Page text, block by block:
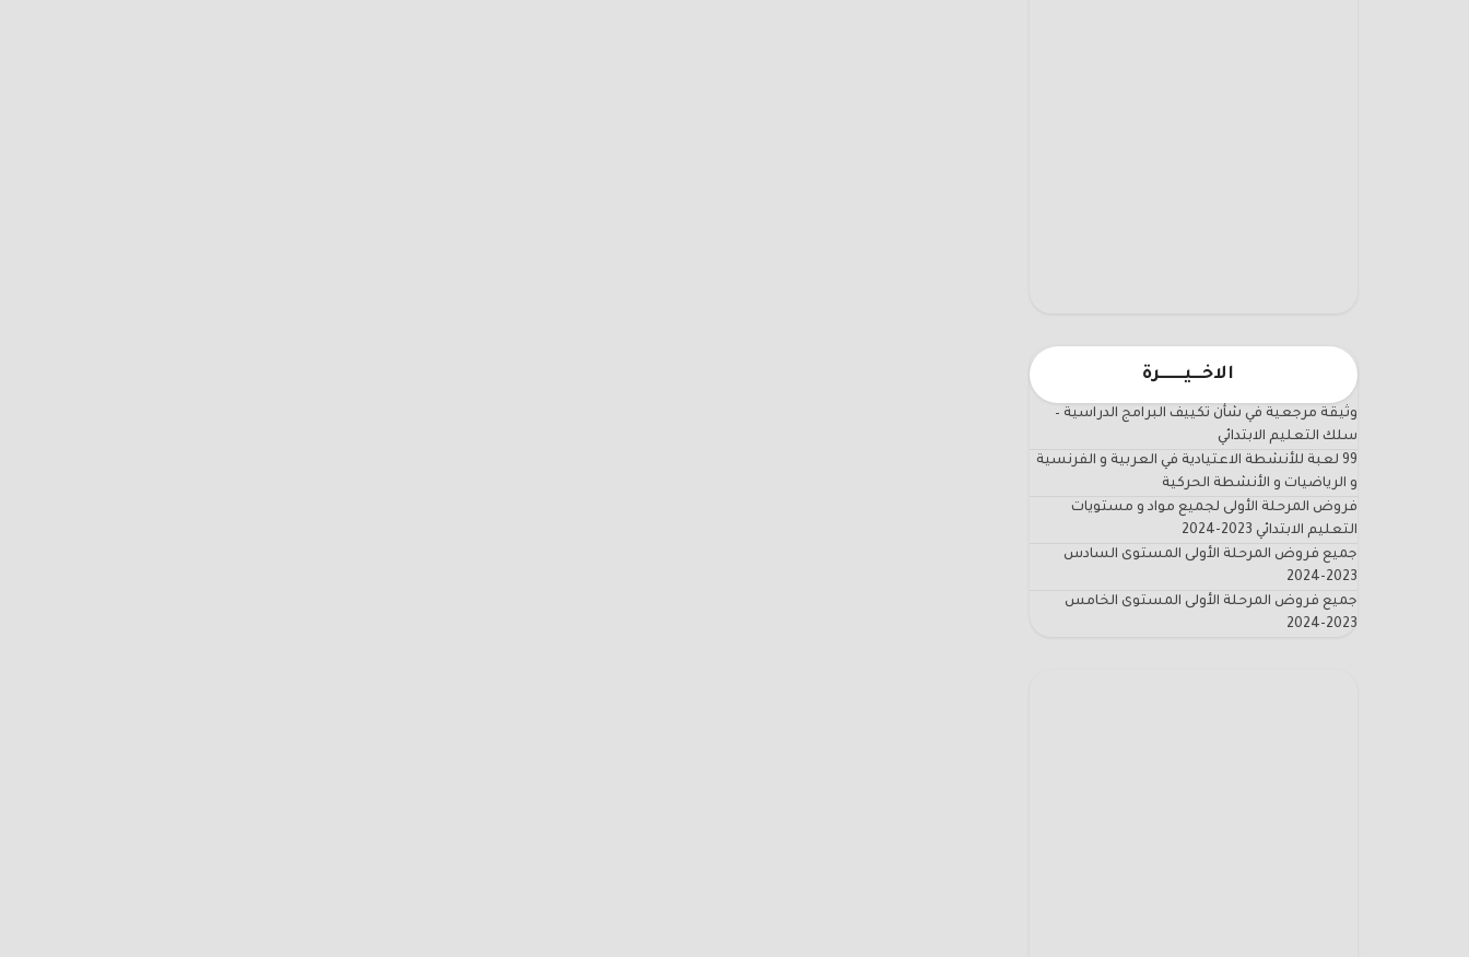
الاخـــيـــــــرة
وثيقة مرجعية في شأن تكييف البرامج الدراسية –
سلك التعليم الابتدائي
99 لعبة للأنشطة الاعتيادية في العربية و الفرنسية
و الرياضيات و الأنشطة الحركية
فروض المرحلة الأولى لجميع مواد و مستويات
التعليم الابتدائي 2023-2024
جميع فروض المرحلة الأولى المستوى السادس
2023-2024
جميع فروض المرحلة الأولى المستوى الخامس
2023-2024